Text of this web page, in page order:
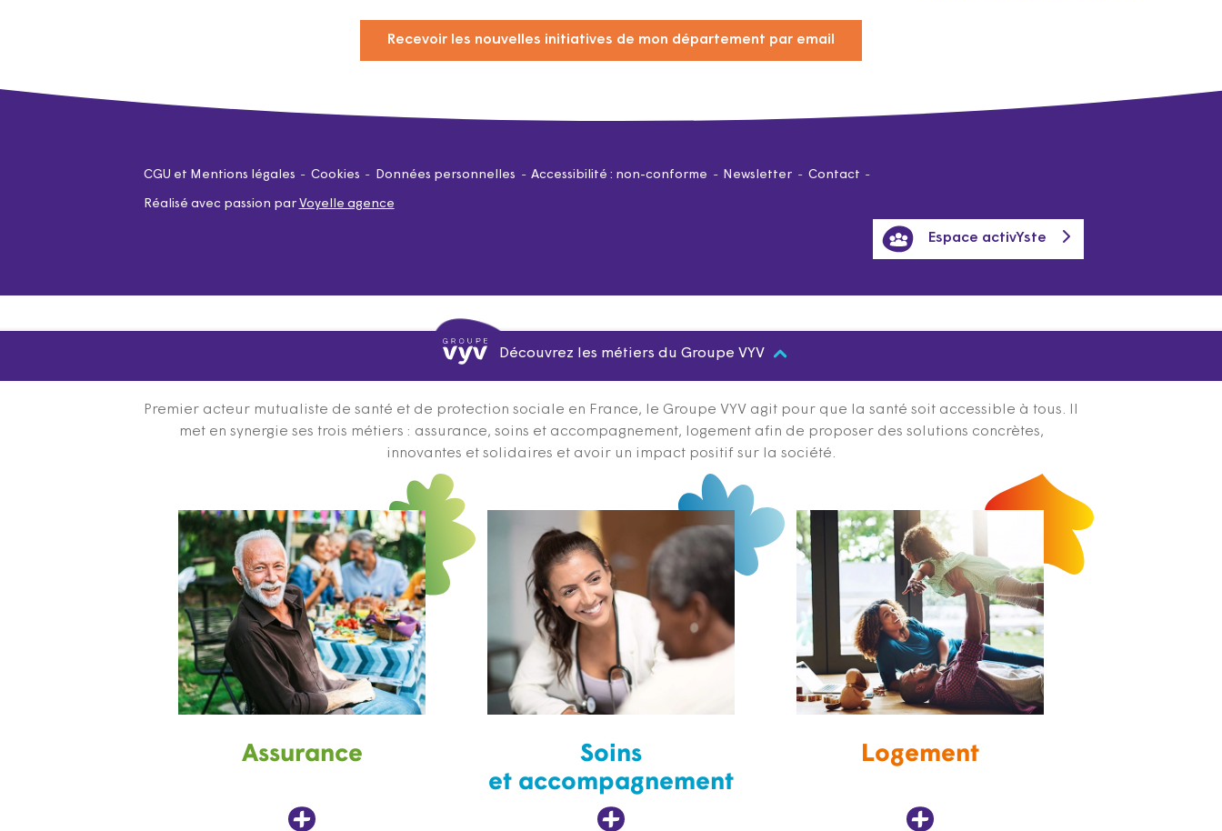
Recevoir les nouvelles initiatives de mon département par email
CGU et Mentions légales Cookies Données personnelles Accessibilité : non-conforme Newsletter Contact
Réalisé avec passion par Voyelle agence
Espace activYste
Découvrez les métiers du Groupe VYV
Premier acteur mutualiste de santé et de protection sociale en France, le Groupe VYV agit pour que la santé soit accessible à tous. Il
met en synergie ses trois métiers : assurance, soins et accompagnement, logement afin de proposer des solutions concrètes,
innovantes et solidaires et avoir un impact positif sur la société.
Assurance
Soins
et accompagnement
Logement